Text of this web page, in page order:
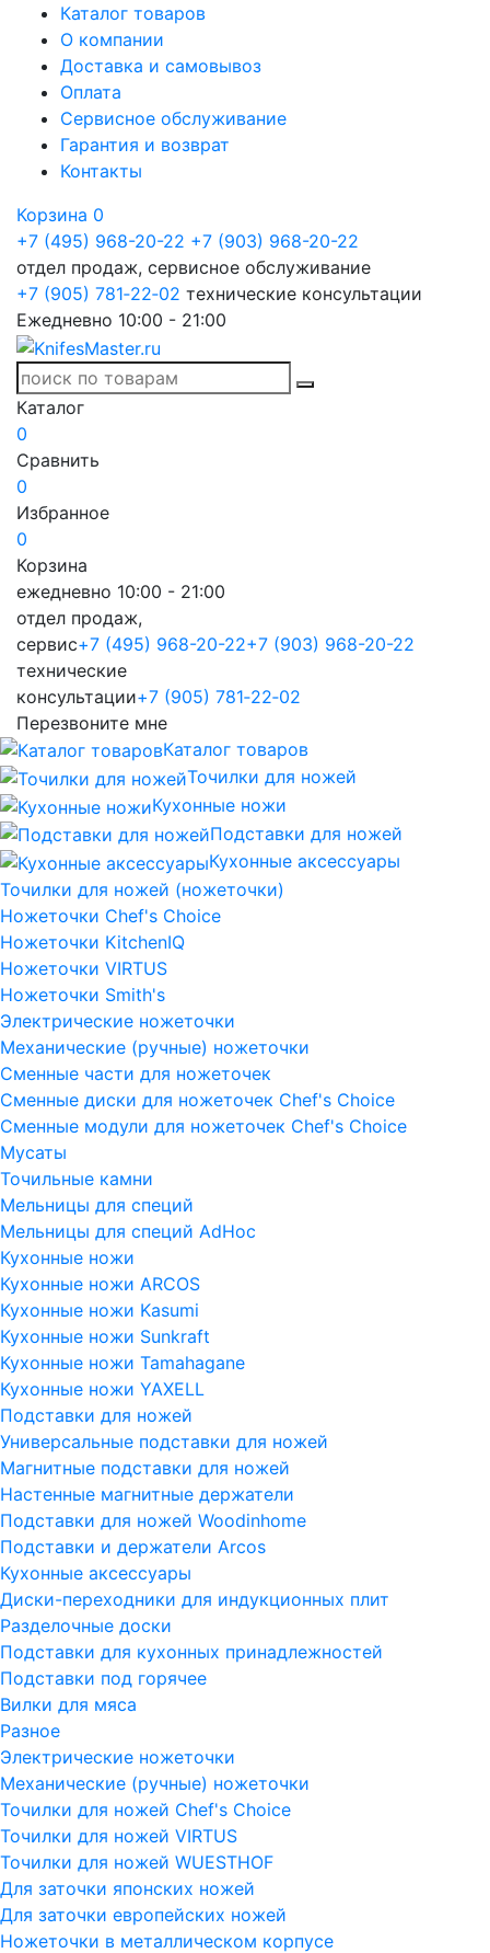
Каталог товаров
О компании
Доставка и самовывоз
Оплата
Сервисное обслуживание
Гарантия и возврат
Контакты
Корзина 0
+7 (495) 968-20-22 +7 (903) 968-20-22
отдел продаж, сервисное обслуживание
+7 (905) 781‑22‑02 технические консультации
Ежедневно 10:00 - 21:00
Каталог
0
Сравнить
0
Избранное
0
Корзина
ежедневно 10:00 - 21:00
отдел продаж,
сервис+7 (495) 968-20-22+7 (903) 968-20-22
технические
консультации+7 (905) 781‑22‑02
Перезвоните мне
Каталог товаров
Точилки для ножей
Кухонные ножи
Подставки для ножей
Кухонные аксессуары
Точилки для ножей (ножеточки)
Ножеточки Chef's Choice
Ножеточки KitchenIQ
Ножеточки VIRTUS
Ножеточки Smith's
Электрические ножеточки
Механические (ручные) ножеточки
Сменные части для ножеточек
Сменные диски для ножеточек Chef's Choice
Сменные модули для ножеточек Chef's Choice
Мусаты
Точильные камни
Мельницы для специй
Мельницы для специй AdHoc
Кухонные ножи
Кухонные ножи ARCOS
Кухонные ножи Kasumi
Кухонные ножи Sunkraft
Кухонные ножи Tamahagane
Кухонные ножи YAXELL
Подставки для ножей
Универсальные подставки для ножей
Магнитные подставки для ножей
Настенные магнитные держатели
Подставки для ножей Woodinhome
Подставки и держатели Arcos
Кухонные аксессуары
Диски-переходники для индукционных плит
Разделочные доски
Подставки для кухонных принадлежностей
Подставки под горячее
Вилки для мяса
Разное
Электрические ножеточки
Механические (ручные) ножеточки
Точилки для ножей Chef's Choice
Точилки для ножей VIRTUS
Точилки для ножей WUESTHOF
Для заточки японских ножей
Для заточки европейских ножей
Ножеточки в металлическом корпусе